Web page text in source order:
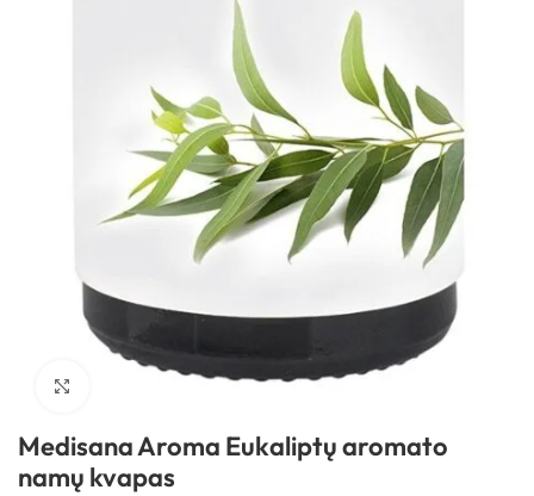
Spustelėkite, kad padidintumėte
Medisana Aroma Eukaliptų aromato
namų kvapas